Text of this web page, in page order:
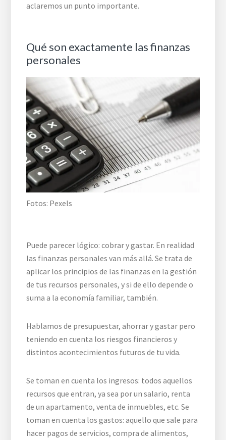
aclaremos un punto importante.
Qué son exactamente las finanzas
personales
Fotos: Pexels
Puede parecer lógico: cobrar y gastar. En realidad
las finanzas personales van más allá. Se trata de
aplicar los principios de las finanzas en la gestión
de tus recursos personales, y si de ello depende o
suma a la economía familiar, también.
Hablamos de presupuestar, ahorrar y gastar pero
teniendo en cuenta los riesgos financieros y
distintos acontecimientos futuros de tu vida.
Se toman en cuenta los ingresos: todos aquellos
recursos que entran, ya sea por un salario, renta
de un apartamento, venta de inmuebles, etc. Se
toman en cuenta los gastos: aquello que sale para
hacer pagos de servicios, compra de alimentos,